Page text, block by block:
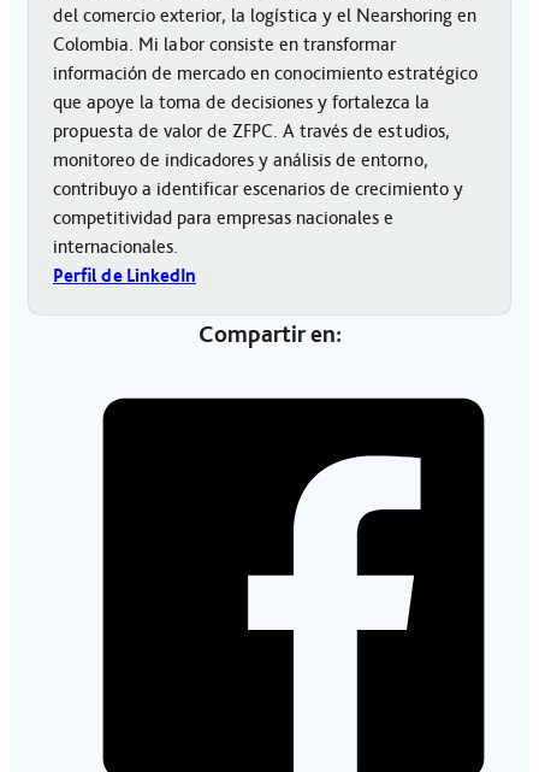
del comercio exterior, la logística y el Nearshoring en
Colombia. Mi labor consiste en transformar
información de mercado en conocimiento estratégico
que apoye la toma de decisiones y fortalezca la
propuesta de valor de ZFPC. A través de estudios,
monitoreo de indicadores y análisis de entorno,
contribuyo a identificar escenarios de crecimiento y
competitividad para empresas nacionales e
internacionales.
Perfil de LinkedIn
Compartir en: